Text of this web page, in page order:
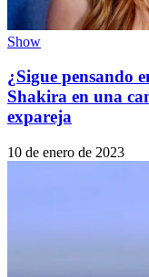
Show
¿Sigue pensando
Shakira en una
expareja
10 de enero de 2023